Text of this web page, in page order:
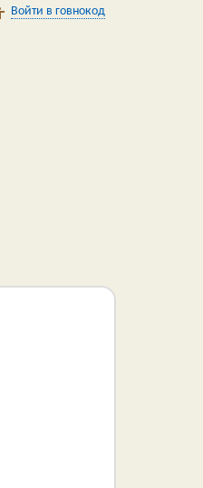
Войти в говнокод